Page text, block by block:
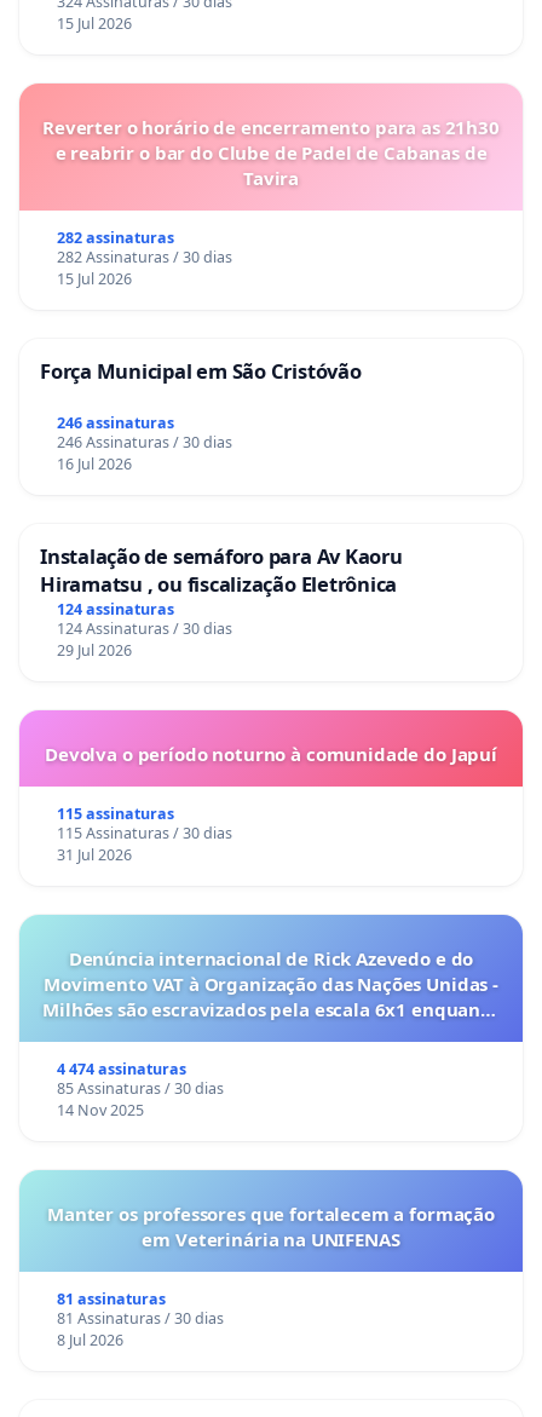
15 Jul 2026
Reverter o horário de encerramento para as 21h30
e reabrir o bar do Clube de Padel de Cabanas de
Tavira
282 assinaturas
282 Assinaturas / 30 dias
15 Jul 2026
Força Municipal em São Cristóvão
246 assinaturas
246 Assinaturas / 30 dias
16 Jul 2026
Instalação de semáforo para Av Kaoru
Hiramatsu , ou fiscalização Eletrônica
124 assinaturas
124 Assinaturas / 30 dias
29 Jul 2026
Devolva o período noturno à comunidade do Japuí
115 assinaturas
115 Assinaturas / 30 dias
31 Jul 2026
Denúncia internacional de Rick Azevedo e do
Movimento VAT à Organização das Nações Unidas -
Milhões são escravizados pela escala 6x1 enquanto
4 474 assinaturas
85 Assinaturas / 30 dias
14 Nov 2025
Manter os professores que fortalecem a formação
em Veterinária na UNIFENAS
81 assinaturas
81 Assinaturas / 30 dias
8 Jul 2026